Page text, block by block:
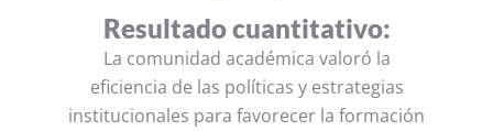
Resultado cuantitativo:
La comunidad académica valoró la
eficiencia de las políticas y estrategias
institucionales para favorecer la formación